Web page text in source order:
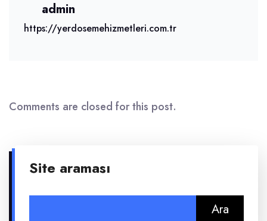
admin
https://yerdosemehizmetleri.com.tr
Comments are closed for this post.
Site araması